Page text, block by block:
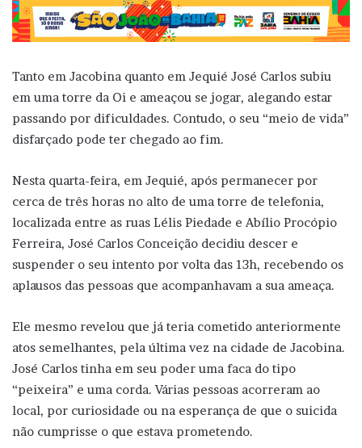
Tanto em Jacobina quanto em Jequié José Carlos subiu
em uma torre da Oi e ameaçou se jogar, alegando estar
passando por dificuldades. Contudo, o seu “meio de vida”
disfarçado pode ter chegado ao fim.
Nesta quarta-feira, em Jequié, após permanecer por
cerca de três horas no alto de uma torre de telefonia,
localizada entre as ruas Lélis Piedade e Abílio Procópio
Ferreira, José Carlos Conceição decidiu descer e
suspender o seu intento por volta das 13h, recebendo os
aplausos das pessoas que acompanhavam a sua ameaça.
Ele mesmo revelou que já teria cometido anteriormente
atos semelhantes, pela última vez na cidade de Jacobina.
José Carlos tinha em seu poder uma faca do tipo
“peixeira” e uma corda. Várias pessoas acorreram ao
local, por curiosidade ou na esperança de que o suicida
não cumprisse o que estava prometendo.